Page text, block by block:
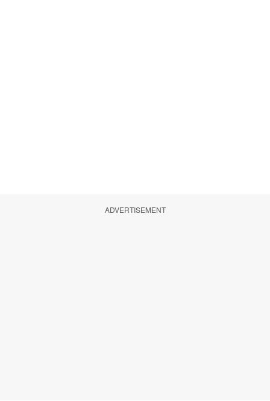
ADVERTISEMENT